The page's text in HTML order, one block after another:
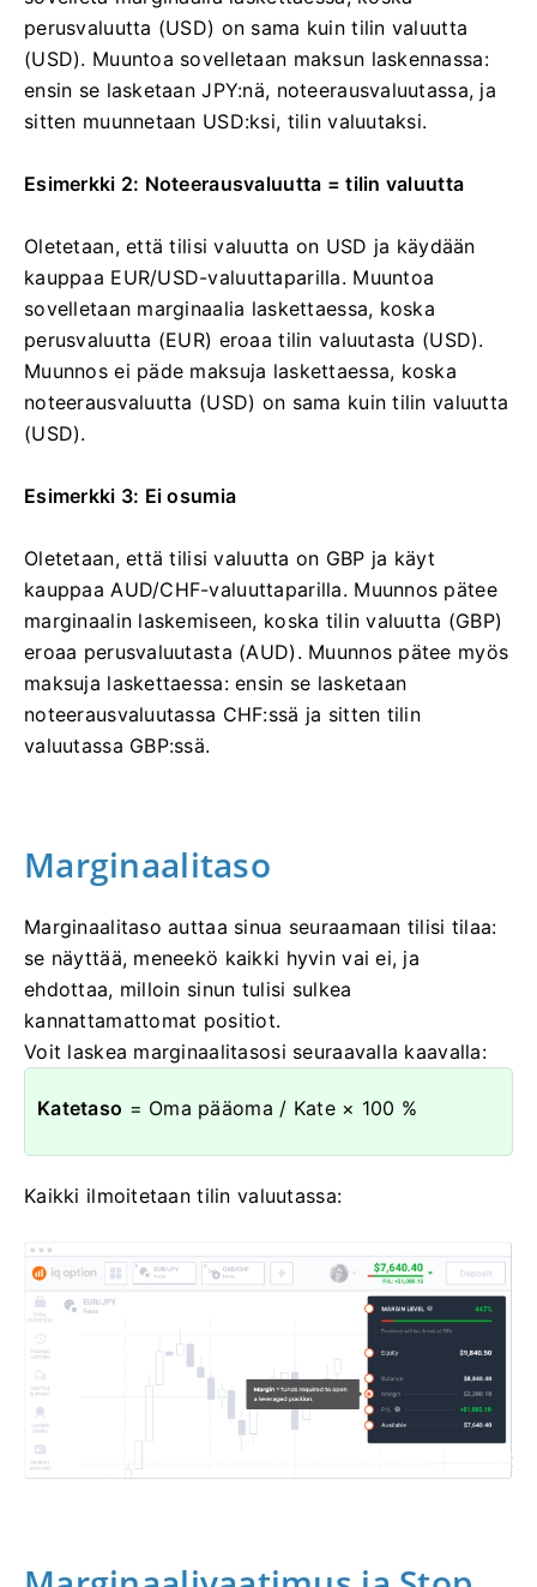
perusvaluutta (USD) on sama kuin tilin valuutta
(USD). Muuntoa sovelletaan maksun laskennassa:
ensin se lasketaan JPY:nä, noteerausvaluutassa, ja
sitten muunnetaan USD:ksi, tilin valuutaksi.
Esimerkki 2: Noteerausvaluutta = tilin valuutta
Oletetaan, että tilisi valuutta on USD ja käydään
kauppaa EUR/USD-valuuttaparilla. Muuntoa
sovelletaan marginaalia laskettaessa, koska
perusvaluutta (EUR) eroaa tilin valuutasta (USD).
Muunnos ei päde maksuja laskettaessa, koska
noteerausvaluutta (USD) on sama kuin tilin valuutta
(USD).
Esimerkki 3: Ei osumia
Oletetaan, että tilisi valuutta on GBP ja käyt
kauppaa AUD/CHF-valuuttaparilla. Muunnos pätee
marginaalin laskemiseen, koska tilin valuutta (GBP)
eroaa perusvaluutasta (AUD). Muunnos pätee myös
maksuja laskettaessa: ensin se lasketaan
noteerausvaluutassa CHF:ssä ja sitten tilin
valuutassa GBP:ssä.
Marginaalitaso
Marginaalitaso auttaa sinua seuraamaan tilisi tilaa:
se näyttää, meneekö kaikki hyvin vai ei, ja
ehdottaa, milloin sinun tulisi sulkea
kannattamattomat positiot.
Voit laskea marginaalitasosi seuraavalla kaavalla:
Katetaso = Oma pääoma / Kate × 100 %
Kaikki ilmoitetaan tilin valuutassa: